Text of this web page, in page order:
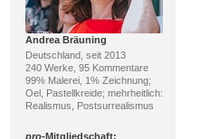
Andrea Bräuning
Deutschland, seit 2013
240 Werke, 95 Kommentare
99% Malerei, 1% Zeichnung;
Oel, Pastellkreide; mehrheitlich:
Realismus, Postsurrealismus
pro-Mitgliedschaft: